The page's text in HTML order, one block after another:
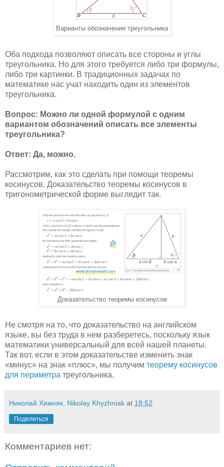
Варианты обозначения треугольника
Оба подхода позволяют описать все стороны и углы
треугольника. Но для этого требуется либо три формулы,
либо три картинки. В традиционных задачах по
математике нас учат находить один из элементов
треугольника.
Вопрос: Можно ли одной формулой с одним
вариантом обозначений описать все элементы
треугольника?
Ответ: Да, можно.
Рассмотрим, как это сделать при помощи теоремы
косинусов. Доказательство теоремы косинусов в
тригонометрической форме выглядит так.
Доказательство теоремы косинусов
Не смотря на то, что доказательство на английском
языке, вы без труда в нем разберетесь, поскольку язык
математики универсальный для всей нашей планеты.
Так вот, если в этом доказательстве изменить знак
«минус» на знак «плюс», мы получим теорему косинусов
для периметра треугольника.
Николай Хижняк, Nikolay Khyzhniak at 18:52
Поделиться
Комментариев нет: